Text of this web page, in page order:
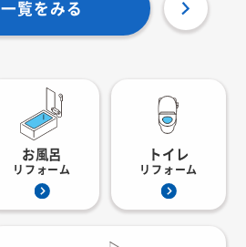
一覧をみる
お風呂
リフォーム
トイレ
リフォーム